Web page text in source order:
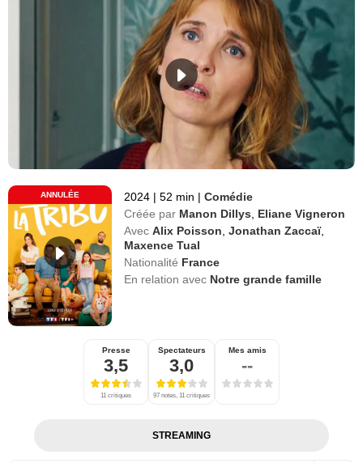
ANNULÉE 2024 | 52 min | Comédie
Créée par Manon Dillys
Eliane Vigneron
Avec Alix Poisson ,Jonathan Zaccaï,
Maxence Tual
Nationalité France
En relation avec Notre grande famille
Presse
3,5
11 critiques
Spectateurs
3,0
97 notes, 11 critiques
Mes amis
--
STREAMING